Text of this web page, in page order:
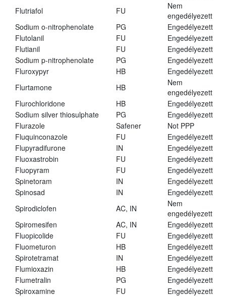
Flutriafol
FU
Nem
engedélyezett
Sodium o-nitrophenolate
PG
Engedélyezett
Flutolanil
FU
Engedélyezett
Flutianil
FU
Engedélyezett
Sodium p-nitrophenolate
PG
Engedélyezett
Fluroxypyr
HB
Engedélyezett
Flurtamone
HB
Nem
engedélyezett
Flurochloridone
HB
Engedélyezett
Sodium silver thiosulphate
PG
Engedélyezett
Flurazole
Safener
Not PPP
Fluquinconazole
FU
Engedélyezett
Flupyradifurone
IN
Engedélyezett
Fluoxastrobin
FU
Engedélyezett
Fluopyram
FU
Engedélyezett
Spinetoram
IN
Engedélyezett
Spinosad
IN
Engedélyezett
Spirodiclofen
AC, IN
Nem
engedélyezett
Spiromesifen
AC, IN
Engedélyezett
Fluopicolide
FU
Engedélyezett
Fluometuron
HB
Engedélyezett
Spirotetramat
IN
Engedélyezett
Flumioxazin
HB
Engedélyezett
Flumetralin
PG
Engedélyezett
Spiroxamine
FU
Engedélyezett